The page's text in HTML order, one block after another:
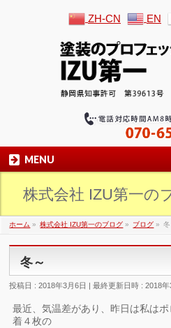
ZH-CN EN
MENU
株式会社 IZU第一の
ホーム » 株式会社 IZU第一のブログ » ブログ » 冬
冬～
投稿日 : 2018年3月6日 最終更新日時 : 2018年
最近、気温差があり、昨日は私は
着４枚の